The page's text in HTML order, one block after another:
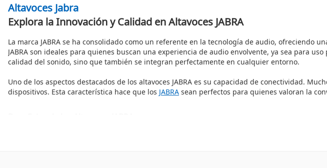
Altavoces Jabra
Explora la Innovación y Calidad en Altavoces JABRA
La marca JABRA se ha consolidado como un referente en la tecnología de audio, ofreciendo
JABRA son ideales para quienes buscan una experiencia de audio envolvente, ya sea para
calidad del sonido, sino que también se integran perfectamente en cualquier entorno.
Uno de los aspectos destacados de los altavoces JABRA es su capacidad de conectividad.
dispositivos. Esta característica hace que los JABRA sean perfectos para quienes valoran la